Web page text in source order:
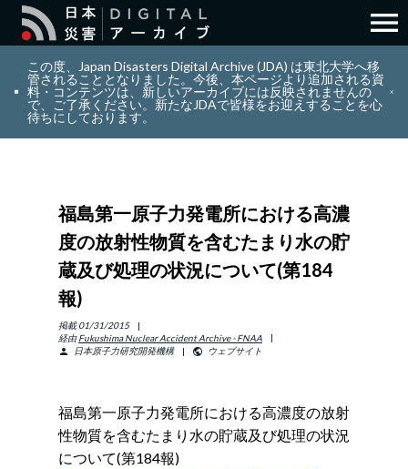
search 検索
layers コレクション
info_outline リソース
アバウト
ENGLISH 日本語
menu
この度、Japan Disasters Digital Archive (JDA) は東北大学へ移
管されることとなりました。今後、本ページより追加される資
料・コンテンツは、新しいアーカイブには反映されませんの
で、ご了承ください。新たなJDAで皆様をお迎えすることを心
待ちにしております。
福島第一原子力発電所における高濃
度の放射性物質を含むたまり水の貯
蔵及び処理の状況について(第184
報)
掲載 01/31/2015
経由 Fukushima Nuclear Accident Archive - FNAA
person
日本原子力研究開発機構 public ウェブサイト
福島第一原子力発電所における高濃度の放射
性物質を含むたまり水の貯蔵及び処理の状況
について(第184報)